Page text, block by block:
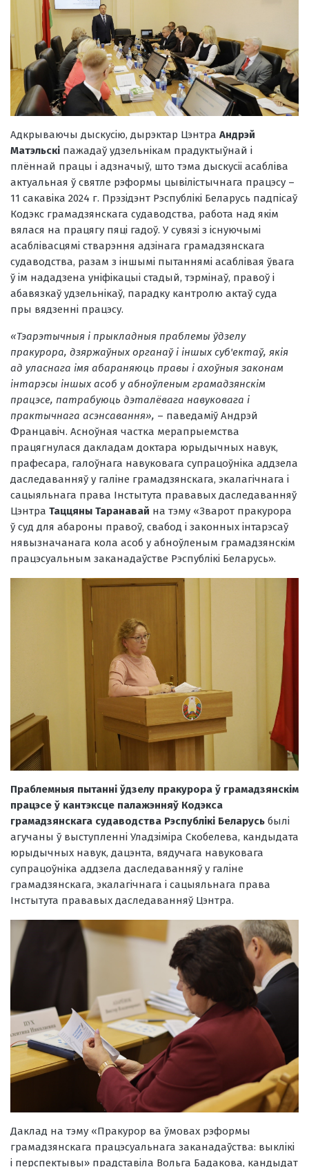
Адкрываючы дыскусію, дырэктар Цэнтра Андрэй
Матэльскі пажадаў удзельнікам прадуктыўнай і
плённай працы і адзначыў, што тэма дыскусіі асабліва
актуальная ў святле рэформы цывілістычнага працэсу –
11 сакавіка 2024 г. Прэзідэнт Рэспублікі Беларусь падпісаў
Кодэкс грамадзянскага судаводства, работа над якім
вялася на працягу пяці гадоў. У сувязі з існуючымі
асаблівасцямі стварэння адзінага грамадзянскага
судаводства, разам з іншымі пытаннямі асаблівая ўвага
ў ім нададзена уніфікацыі стадый, тэрмінаў, правоў і
абавязкаў удзельнікаў, парадку кантролю актаў суда
пры вядзенні працэсу.
«Тэарэтычныя і прыкладныя праблемы ўдзелу
пракурора, дзяржаўных органаў і іншых суб'ектаў, якія
ад уласнага імя абараняюць правы і ахоўныя законам
інтарэсы іншых асоб у абноўленым грамадзянскім
працэсе, патрабуюць дэталёвага навуковага і
практычнага асэнсавання», – паведаміў Андрэй
Францавіч. Асноўная частка мерапрыемства
працягнулася дакладам доктара юрыдычных навук,
прафесара, галоўнага навуковага супрацоўніка аддзела
даследаванняў у галіне грамадзянскага, экалагічнага і
сацыяльнага права Інстытута прававых даследаванняў
Цэнтра Таццяны Таранавай на тэму «Зварот пракурора
ў суд для абароны правоў, свабод і законных інтарэсаў
нявызначанага кола асоб у абноўленым грамадзянскім
працэсуальным заканадаўстве Рэспублікі Беларусь».
Праблемныя пытанні ўдзелу пракурора ў грамадзянскім
працэсе ў кантэксце палажэнняў Кодэкса
грамадзянскага судаводства Рэспублікі Беларусь былі
агучаны ў выступленні Уладзіміра Скобелева, кандыдата
юрыдычных навук, дацэнта, вядучага навуковага
супрацоўніка аддзела даследаванняў у галіне
грамадзянскага, экалагічнага і сацыяльнага права
Інстытута прававых даследаванняў Цэнтра.
Даклад на тэму «Пракурор ва ўмовах рэформы
грамадзянскага працэсуальнага заканадаўства: выклікі
і перспектывы» прадставіла Вольга Бадакова, кандыдат